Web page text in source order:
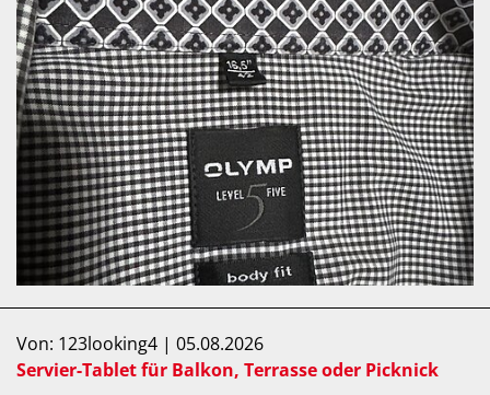
Von: 123looking4 | 05.08.2026
Servier-Tablet für Balkon, Terrasse oder Picknick